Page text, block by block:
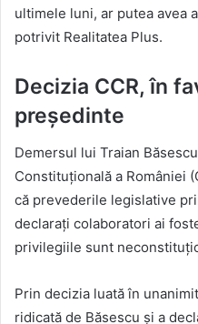
ultimele luni, ar putea avea
potrivit Realitatea Plus.
Decizia CCR, în
președinte
Demersul lui Traian
Constituțională a României
că prevederile legislative
declarați colaboratori ai
privilegiile sunt
Prin decizia luată în
ridicată de Băsescu și a